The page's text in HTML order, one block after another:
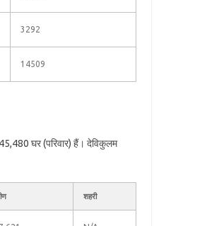
3292
14509
घर (परिवार) हैं। देविकुलम
शहरी